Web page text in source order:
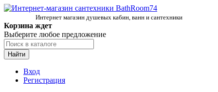
Интернет магазин душевых кабин, ванн и сантехники
Корзина ждет
Выберите любое предложение
Найти
Вход
Регистрация